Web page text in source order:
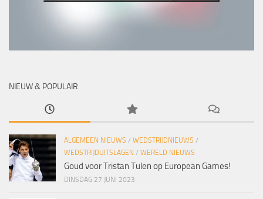
NIEUW & POPULAIR
ALGEMEEN NIEUWS / WEDSTRIJDNIEUWS /
WEDSTRIJDUITSLAGEN / WERELD NIEUWS
Goud voor Tristan Tulen op European Games!
DINSDAG 27 JUNI 2023